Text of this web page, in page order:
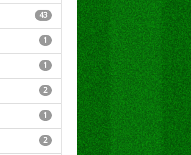
43
1
1
2
1
2